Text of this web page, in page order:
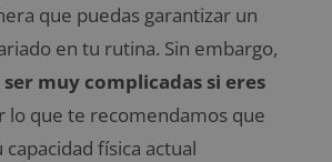
que puedas garantizar un
en tu rutina. Sin embargo,
muy complicadas si eres
lo que te recomendamos que
física actual